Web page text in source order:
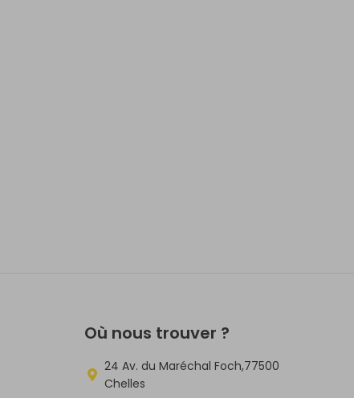
Où nous trouver ?
24 Av. du Maréchal Foch,77500
Chelles